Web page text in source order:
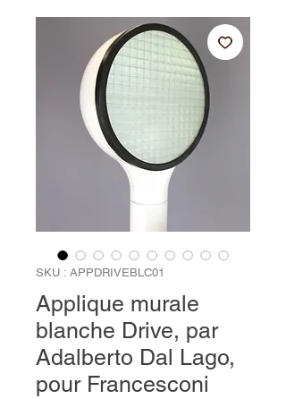
SKU : APPDRIVEBLC01
Applique murale
blanche Drive, par
Adalberto Dal Lago,
pour Francesconi